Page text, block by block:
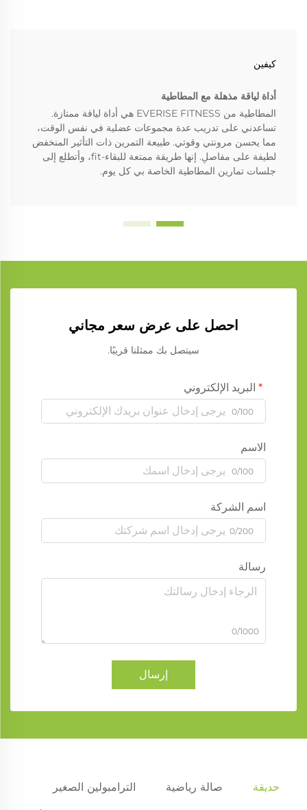
كيفين
أداة لياقة مذهلة مع المطاطية
المطاطية من EVERISE FITNESS هي أداة لياقة ممتازة.
تساعدني على تدريب عدة مجموعات عضلية في نفس الوقت،
مما يحسن مرونتي وقوتي. طبيعة التمرين ذات التأثير المنخفض
لطيفة على مفاصلِ. إنها طريقة ممتعة للبقاء-fit، وأتطلع إلى
جلسات تمارين المطاطية الخاصة بي كل يوم.
احصل على عرض سعر مجاني
سيتصل بك ممثلنا قريبًا.
البريد الإلكتروني
0/100
الاسم
0/100
اسم الشركة
0/200
رسالة
0/1000
إرسال
حديقة صالة رياضية الترامبولين الصغير